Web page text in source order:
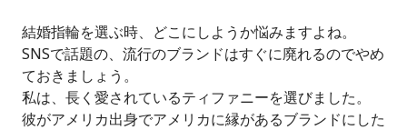
結婚指輪を選ぶ時、どこにしようか悩みますよね。
SNSで話題の、流行のブランドはすぐに廃れるのでやめ
ておきましょう。
私は、長く愛されているティファニーを選びました。
彼がアメリカ出身でアメリカに縁があるブランドにした